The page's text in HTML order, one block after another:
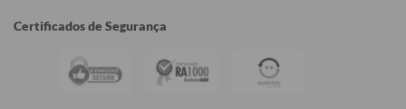
Certificados de Segurança